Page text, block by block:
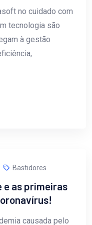
no cuidado com
tecnologia são
à gestão
Bastidores
e as primeiras
causada pelo